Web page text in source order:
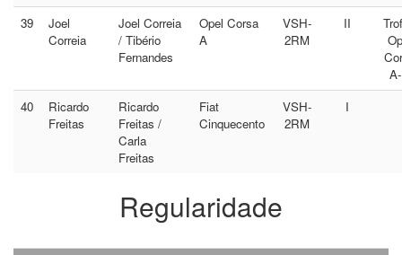
39
Joel
Correia
Joel Correia
/ Tibério
Fernandes
Opel Corsa
A
VSH-
2RM
II
40
Ricardo
Freitas
Ricardo
Freitas /
Carla
Freitas
Fiat
Cinquecento
VSH-
2RM
I
Regularidade